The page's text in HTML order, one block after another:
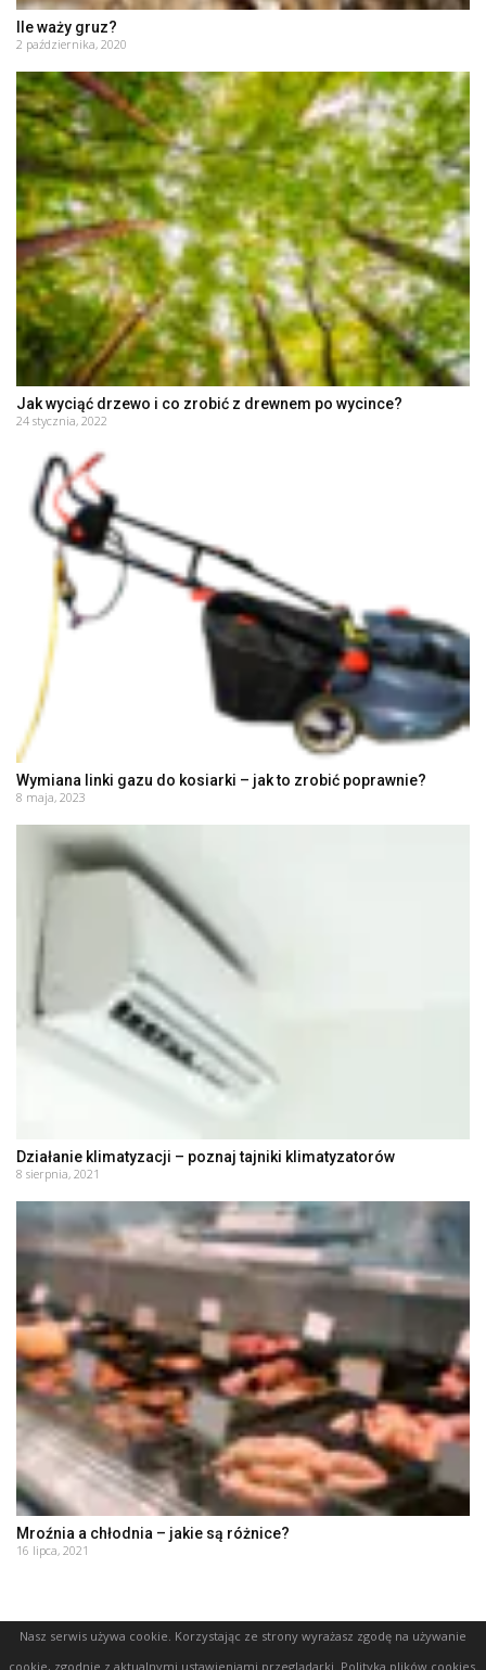
Ile waży gruz?
2 października, 2020
Jak wyciąć drzewo i co zrobić z drewnem po wycince?
24 stycznia, 2022
Wymiana linki gazu do kosiarki – jak to zrobić poprawnie?
8 maja, 2023
Działanie klimatyzacji – poznaj tajniki klimatyzatorów
8 sierpnia, 2021
Mroźnia a chłodnia – jakie są różnice?
16 lipca, 2021
Nasz serwis używa cookie. Korzystając ze strony wyrażasz zgodę na używanie
cookie, zgodnie z aktualnymi ustawieniami przeglądarki. Polityka plików cookies.